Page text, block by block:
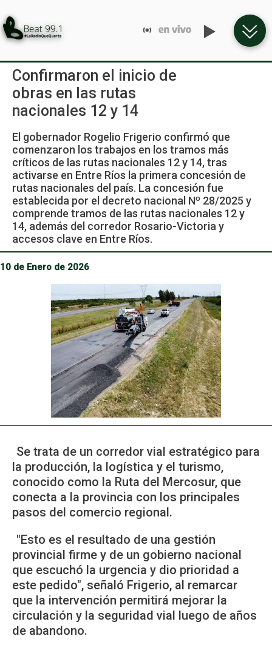
Confirmaron el inicio de
obras en las rutas
nacionales 12 y 14
El gobernador Rogelio Frigerio confirmó que
comenzaron los trabajos en los tramos más
críticos de las rutas nacionales 12 y 14, tras
activarse en Entre Ríos la primera concesión de
rutas nacionales del país. La concesión fue
establecida por el decreto nacional Nº 28/2025 y
comprende tramos de las rutas nacionales 12 y
14, además del corredor Rosario-Victoria y
accesos clave en Entre Ríos.
10 de Enero de 2026
Se trata de un corredor vial estratégico para
la producción, la logística y el turismo,
conocido como la Ruta del Mercosur, que
conecta a la provincia con los principales
pasos del comercio regional.
"Esto es el resultado de una gestión
provincial firme y de un gobierno nacional
que escuchó la urgencia y dio prioridad a
este pedido", señaló Frigerio, al remarcar
que la intervención permitirá mejorar la
circulación y la seguridad vial luego de años
de abandono.